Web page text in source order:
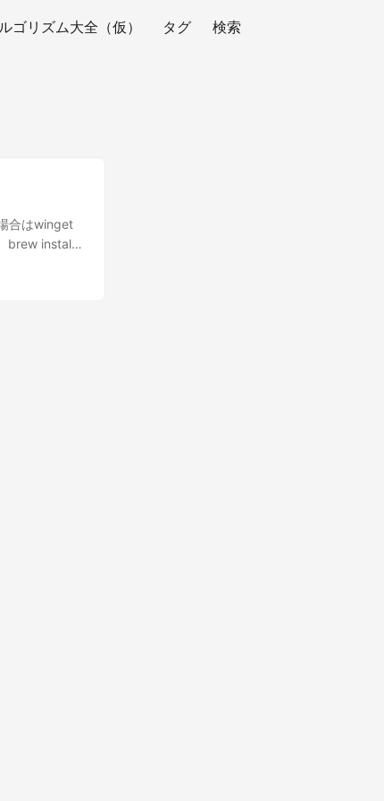
ゴリズム大全（仮） タグ 検索
合はwinget
brew install
択すると